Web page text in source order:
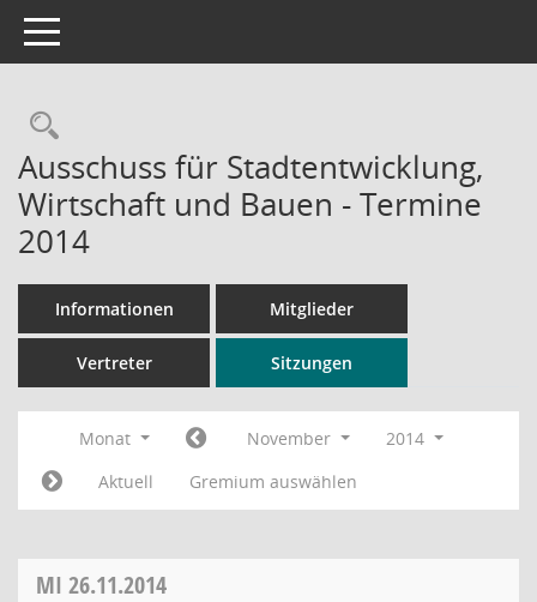
Toggle navigation
Rechercheauswahl
Ausschuss für Stadtentwicklung,
Wirtschaft und Bauen - Termine
2014
Informationen Mitglieder
Vertreter Sitzungen
Monat November
2014
Aktuell
Gremium auswählen
MI 26.11.2014